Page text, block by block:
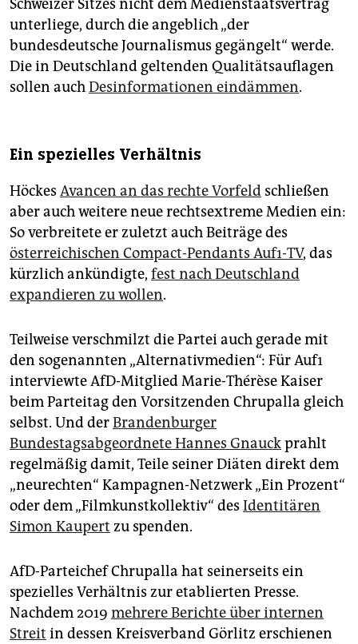
Schweizer Sitzes nicht dem Medienstaatsvertrag
unterliege, durch die angeblich „der
bundesdeutsche Journalismus gegängelt“ werde.
Die in Deutschland geltenden Qualitätsauflagen
sollen auchDesinformationen eindämmen.
Ein spezielles Verhältnis
Höckes Avancen an das rechte Vorfeld schließen
aber auch weitere neue rechtsextreme Medien ein:
So verbreitete er zuletzt auch Beiträge des
österreichischen Compact-Pendants Auf1-TV, das
kürzlich ankündigte, fest nach Deutschland
expandieren zu wollen.
Teilweise verschmilzt die Partei auch gerade mit
den sogenannten „Alternativmedien“: Für Auf1
interviewte AfD-Mitglied Marie-Thérèse Kaiser
beim Parteitag den Vorsitzenden Chrupalla gleich
selbst. Und derBrandenburger
Bundestagsabgeordnete Hannes Gnauckprahlt
regelmäßig damit, Teile seiner Diäten direkt dem
„neurechten“ Kampagnen-Netzwerk „Ein Prozent“
oder dem „Filmkunstkollektiv“ des Identitären
Simon Kaupert zu spenden.
AfD-Parteichef Chrupalla hat seinerseits ein
spezielles Verhältnis zur etablierten Presse.
Nachdem 2019 mehrere Berichte über internen
Streit in dessen Kreisverband Görlitz erschienen